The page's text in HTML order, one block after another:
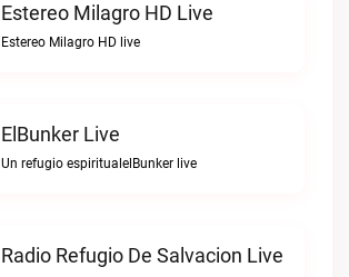
Estereo Milagro HD Live
Estereo Milagro HD live
ElBunker Live
Un refugio espiritualelBunker live
Radio Refugio De Salvacion Live